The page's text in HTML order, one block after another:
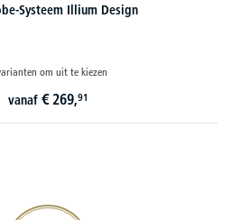
Rijgarderobe
om uit te kiezen
vanaf € 439,90
20€ korting verzekeren